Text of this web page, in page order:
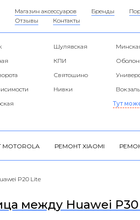
Магазин аксессуаров Бренды
Отзывы
Контакты
Шулявская
КПИ
Святошино
Нивки
Тут
РЕМОНТ XIAOMI
P20 Lite
между Huawei